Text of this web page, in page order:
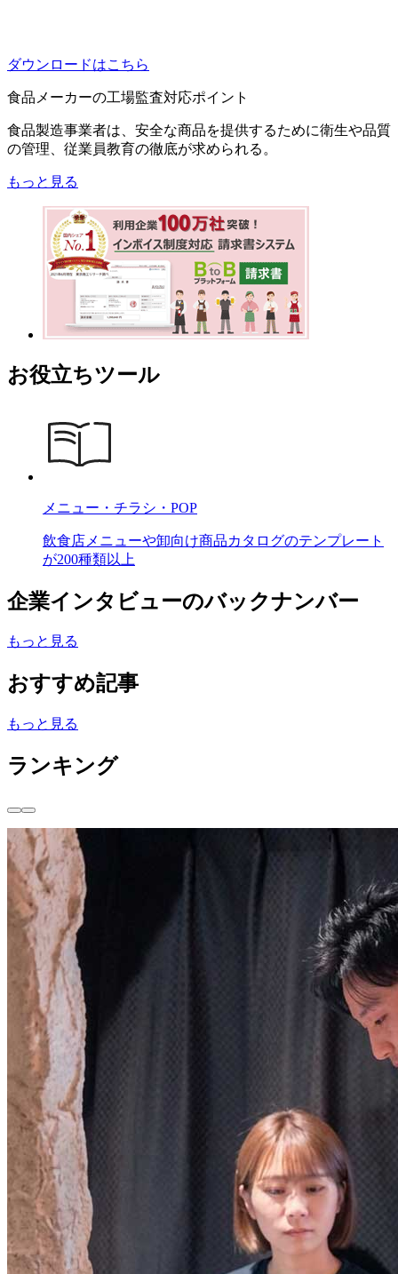
ダウンロードはこちら
食品メーカーの工場監査対応ポイント
食品製造事業者は、安全な商品を提供するために衛生や品質
の管理、従業員教育の徹底が求められる。
もっと見る
お役立ちツール
メニュー・チラシ・POP
飲食店メニューや卸向け商品カタログのテンプレート
が200種類以上
企業インタビューのバックナンバー
もっと見る
おすすめ記事
もっと見る
ランキング